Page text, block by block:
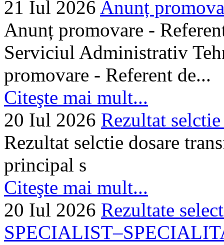
21 Iul 2026 Anunț
Anunț promovare -
Serviciul Administrativ
promovare - Referent de...
Citeşte mai mult...
20 Iul 2026 Rezultat
Rezultat selctie dosare
principal s
Citeşte mai mult...
20 Iul 2026 Rezultate